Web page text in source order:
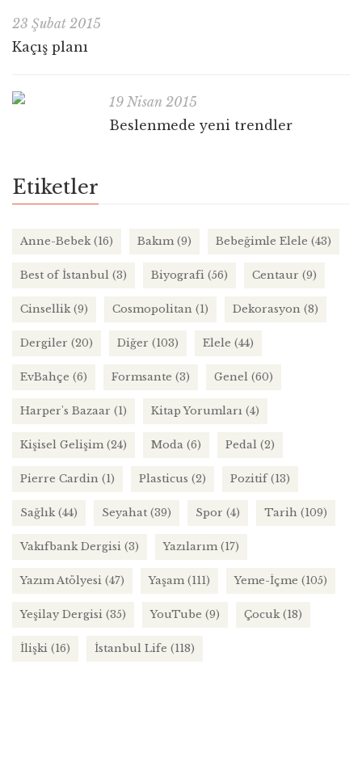
23 Şubat 2015
Kaçış planı
19 Nisan 2015
Beslenmede yeni trendler
Etiketler
Anne-Bebek(16) Bakım (9) Bebeğimle Elele (43)
Best of İstanbul (3) Biyografi (56) Centaur (9)
Cinsellik(9) Cosmopolitan (1) Dekorasyon (8)
Dergiler (20) Diğer (103) Elele (44)
EvBahçe (6) Formsante (3) Genel (60)
Harper's Bazaar (1) Kitap Yorumları (4)
Kişisel Gelişim (24) Moda (6) Pedal (2)
Pierre Cardin (1) Plasticus (2) Pozitif(13)
Sağlık(44) Seyahat (39) Spor (4) Tarih (109)
Vakıfbank Dergisi (3) Yazılarım (17)
Yazım Atölyesi (47) Yaşam (111) Yeme-İçme (105)
Yeşilay Dergisi (35) YouTube (9) Çocuk(18)
İlişki (16) İstanbul Life (118)